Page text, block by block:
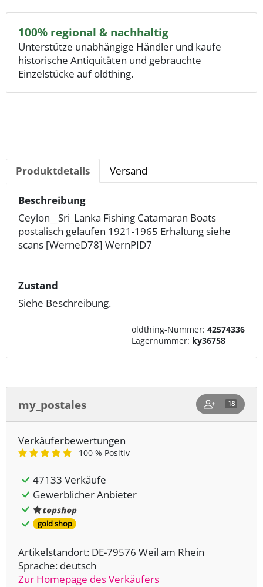
100% regional & nachhaltig
Unterstütze unabhängige Händler und kaufe
historische Antiquitäten und gebrauchte
Einzelstücke auf oldthing.
Produktdetails Versand
Beschreibung
Ceylon__Sri_Lanka Fishing Catamaran Boats
postalisch gelaufen 1921-1965 Erhaltung siehe
scans [WerneD78] WernPID7
Zustand
Siehe Beschreibung.
oldthing-Nummer: 42574336
Lagernummer: ky36758
my_postales 18
Verkäuferbewertungen
100 % Positiv
47133 Verkäufe
Gewerblicher Anbieter
gold shop
Artikelstandort: DE-79576 Weil am Rhein
Sprache: deutsch
Zur Homepage des Verkäufers